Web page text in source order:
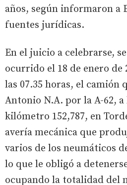
años, según informaron a
fuentes jurídicas.
En el juicio a celebrarse,
ocurrido el 18 de enero de
las 07.35 horas, el camión
Antonio N.A. por la A-62,
kilómetro 152,787, en
avería mecánica que
varios de los neumáticos
lo que le obligó a
ocupando la totalidad del